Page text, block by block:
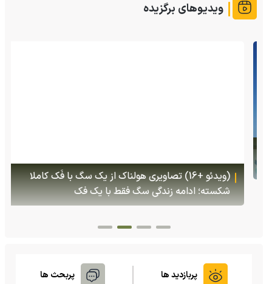
ویدیوهای برگزیده
(ویدئو +16) تصاویری هولناک از یک سگ با فَک کاملا
شکسته؛ ادامه زندگی سگ فقط با یک فک
پربازدید ها پربحث ها